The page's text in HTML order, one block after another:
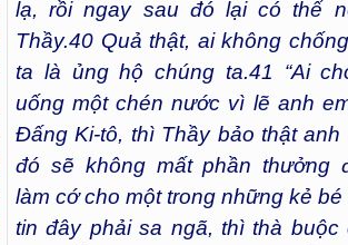
lạ, rồi ngay sau đó lại có thể
Thầy.40 Quả thật, ai không
ta là ủng hộ chúng ta.41 “Ai
uống một chén nước vì lẽ anh
Đấng Ki-tô, thì Thầy bảo thật anh
đó sẽ không mất phần thưởng
làm cớ cho một trong những kẻ
tin đây phải sa ngã, thì thà buộc